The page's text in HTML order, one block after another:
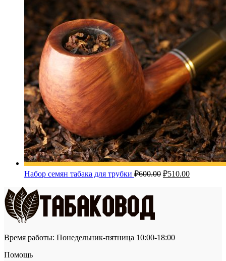
Набор семян табака для трубки ₽600.00 Первоначальная
₽510.00Текущая
Время работы: Понедельник-пятница 10:00-18:00
Помощь